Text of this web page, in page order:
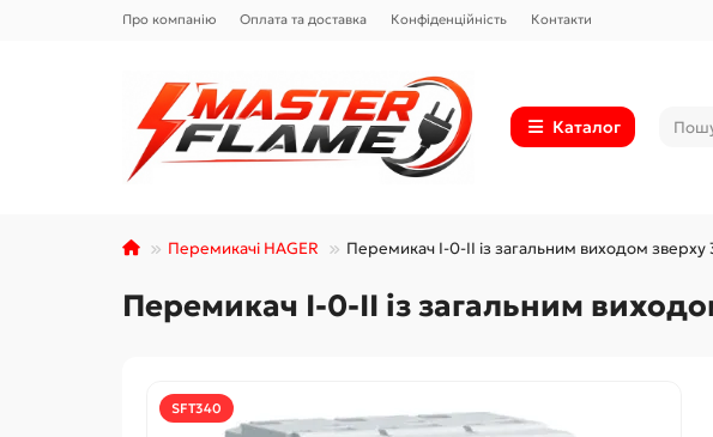
Про компанію Оплата та доставка Конфіденційність Контакти
Каталог
Перемикачі HAGER Перемикач I-0-II із загальним виходом
Перемикач I-0-II із загальним
SFT340